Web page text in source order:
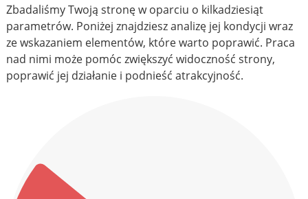
Zbadaliśmy Twoją stronę w oparciu o kilkadziesiąt
parametrów. Poniżej znajdziesz analizę jej kondycji wraz
ze wskazaniem elementów, które warto poprawić. Praca
nad nimi może pomóc zwiększyć widoczność strony,
poprawić jej działanie i podnieść atrakcyjność.